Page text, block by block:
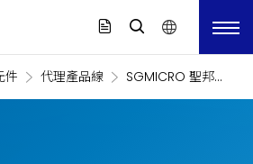
件 代理產品線
SGMICRO 聖邦微
電子